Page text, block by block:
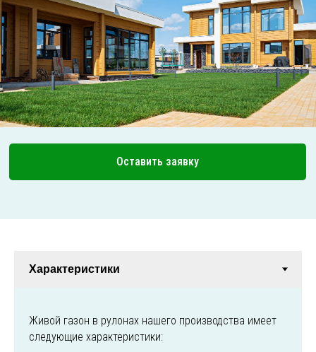
Оставить заявку
Живой газон в рулонах нашего производства имеет
следующие характеристики: